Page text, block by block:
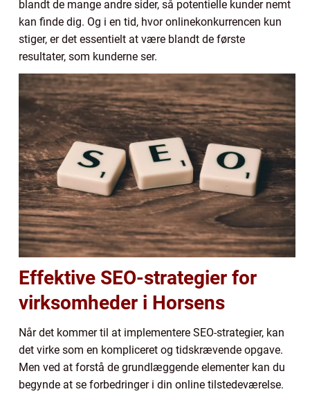
blandt de mange andre sider, så potentielle kunder nemt
kan finde dig. Og i en tid, hvor onlinekonkurrencen kun
stiger, er det essentielt at være blandt de første
resultater, som kunderne ser.
Effektive SEO-strategier for
virksomheder i Horsens
Når det kommer til at implementere SEO-strategier, kan
det virke som en kompliceret og tidskrævende opgave.
Men ved at forstå de grundlæggende elementer kan du
begynde at se forbedringer i din online tilstedeværelse.